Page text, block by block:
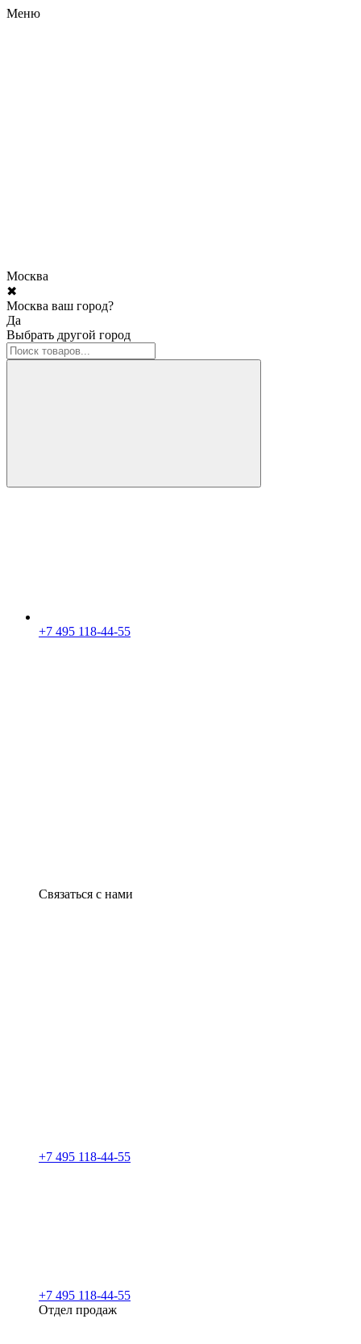
Меню
Москва
✖
Москва ваш город?
Да
Выбрать другой город
+7 495 118-44-55
Связаться с нами
+7 495 118-44-55
+7 495 118-44-55
Отдел продаж